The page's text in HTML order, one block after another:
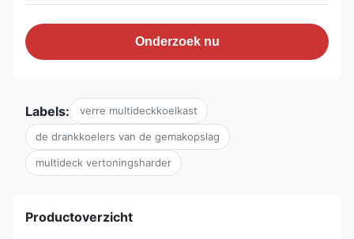
Onderzoek nu
Labels: verre multideckkoelkast
de drankkoelers van de gemakopslag
multideck vertoningsharder
Productoverzicht